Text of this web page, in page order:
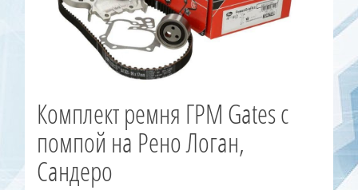
Комплект ремня ГРМ Gates с
помпой на Рено Логан,
Сандеро